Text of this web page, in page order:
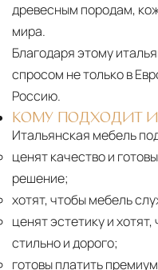
древесным породам,
мира.
Благодаря этому
спросом не только в
Россию.
КОМУ ПОДХОДИТ
Итальянская мебель
ценят качество и
решение;
хотят, чтобы мебель
ценят эстетику и
стильно и дорого;
готовы платить